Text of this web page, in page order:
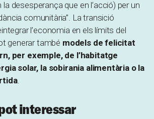
desesperança que en l’acció) per un
comunitària”. La transició
l’economia en els límits del
generar també models de felicitat
per exemple, de l’habitatge
solar, la sobirania alimentària o la
.
interessar